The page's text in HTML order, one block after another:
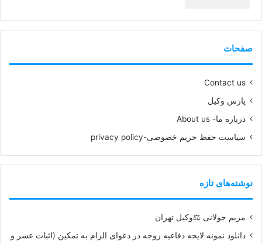
صفحات
Contact us
پارس وکیل
درباره ما- About us
سیاست حفظ حریم خصوصی-privacy policy
نوشته‌های تازه
مریم جولانی ⚖️وکیل تهران
دانلود نمونه لایحه دفاعیه زوجه در دعوای الزام به تمکین (اثبات عسر و